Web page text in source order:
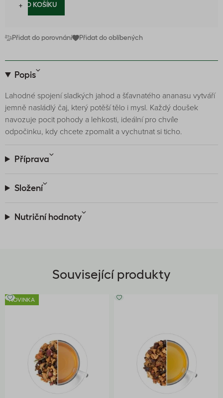
−
+DO KOŠÍKU
Přidat do porovnání Přidat do oblíbených
Popis
Lahodné spojení sladkých jahod a šťavnatého ananasu vytváří
jemně nasládlý čaj, který potěší tělo i mysl. Každý doušek
navozuje pocit pohody a lehkosti, ideální pro chvíle
odpočinku, kdy chcete zpomalit a vychutnat si ticho.
Příprava
Složení
Nutriční hodnoty
Související produkty
NOVINKA